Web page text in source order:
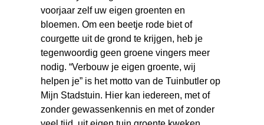
voorjaar zelf uw eigen groenten en
bloemen. Om een beetje rode biet of
courgette uit de grond te krijgen, heb je
tegenwoordig geen groene vingers meer
nodig. “Verbouw je eigen groente, wij
helpen je” is het motto van de Tuinbutler op
Mijn Stadstuin. Hier kan iedereen, met of
zonder gewassenkennis en met of zonder